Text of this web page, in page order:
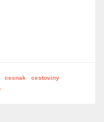
cesnak
cestoviny